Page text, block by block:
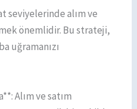
seviyelerinde alım ve
önemlidir. Bu strateji,
uğramanızı
Alım ve satım